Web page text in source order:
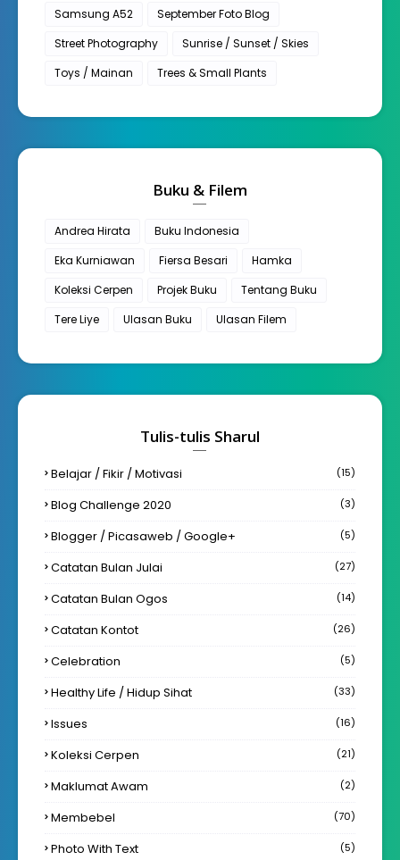
Samsung A52
September Foto Blog
Street Photography
Sunrise / Sunset / Skies
Toys / Mainan
Trees & Small Plants
Buku & Filem
Andrea Hirata
Buku Indonesia
Eka Kurniawan
Fiersa Besari
Hamka
Koleksi Cerpen
Projek Buku
Tentang Buku
Tere Liye
Ulasan Buku Ulasan Filem
Tulis-tulis Sharul
Belajar / Fikir / Motivasi (15)
Blog Challenge 2020 (3)
Blogger / Picasaweb / Google+ (5)
Catatan Bulan Julai (27)
Catatan Bulan Ogos (14)
Catatan Kontot (26)
Celebration (5)
Healthy Life / Hidup Sihat (33)
Issues (16)
Koleksi Cerpen (21)
Maklumat Awam (2)
Membebel (70)
Photo With Text (5)